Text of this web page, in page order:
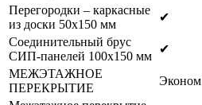
Перегородки – каркасные
из доски 50х150 мм
✔
Соединительный брус
СИП-панелей 100х150 мм
✔
МЕЖЭТАЖНОЕ
ПЕРЕКРЫТИЕ
Эконом